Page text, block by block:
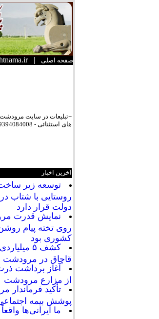
صفحه اصلی |
+تبلیعات در سایت مرودشت
های استثنائی - 09394084008
آخرین اخبار
توسعه زیر
روستایی با شتاب
دولت قرار دارد
نمایش قدرت
روی تخته پیام
کشوری بود
کشف ۵
قاچاق در مرودشت
آغاز برداشت
از مزارع مرودشت
تأکید فرماندار
پوشش بیمه
ما ایرانی‌ها